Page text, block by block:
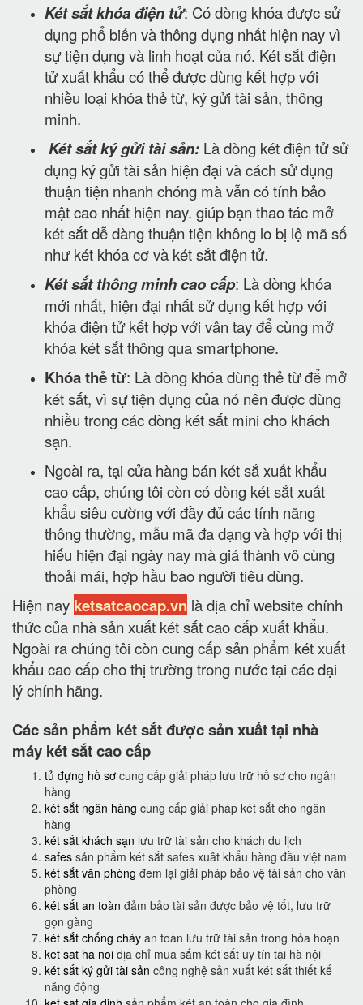
Két sắt khóa điện tử: Có dòng khóa được sử
dụng phổ biến và thông dụng nhất hiện nay vì
sự tiện dụng và linh hoạt của nó. Két sắt điện
tử xuất khẩu có thể được dùng kết hợp với
nhiều loại khóa thẻ từ, ký gửi tài sản, thông
minh.
Két sắt ký gửi tài sản: Là dòng két điện tử sử
dụng ký gửi tài sản hiện đại và cách sử dụng
thuận tiện nhanh chóng mà vẫn có tính bảo
mật cao nhất hiện nay. giúp bạn thao tác mở
két sắt dễ dàng thuận tiện không lo bị lộ mã số
như két khóa cơ và két sắt điện tử.
Két sắt thông minh cao cấp: Là dòng khóa
mới nhất, hiện đại nhất sử dụng kết hợp với
khóa điện tử kết hợp với vân tay để cùng mở
khóa két sắt thông qua smartphone.
Khóa thẻ từ: Là dòng khóa dùng thẻ từ để mở
két sắt, vì sự tiện dụng của nó nên được dùng
nhiều trong các dòng két sắt mini cho khách
sạn.
Ngoài ra, tại cửa hàng bán két sắ xuất khẩu
cao cấp, chúng tôi còn có dòng két sắt xuất
khẩu siêu cường với đầy đủ các tính năng
thông thường, mẫu mã đa dạng và hợp với thị
hiếu hiện đại ngày nay mà giá thành vô cùng
thoải mái, hợp hầu bao người tiêu dùng.
Hiện nay ketsatcaocap.vn là địa chỉ website chính
thức của nhà sản xuất két sắt cao cấp xuất khẩu.
Ngoài ra chúng tôi còn cung cấp sản phẩm két xuất
khẩu cao cấp cho thị trường trong nước tại các đại
lý chính hãng.
Các sản phẩm két sắt được sản xuất tại nhà
máy két sắt cao cấp
tủ đựng hồ sơ cung cấp giải pháp lưu trữ hồ sơ cho ngân
hàng
két sắt ngân hàng cung cấp giải pháp két sắt cho ngân
hàng
két sắt khách sạn lưu trữ tài sản cho khách du lịch
safes sản phẩm két sắt safes xuât khẩu hàng đầu việt nam
két sắt văn phòng đem lại giải pháp bảo vệ tài sản cho văn
phòng
két sắt an toàn đảm bảo tài sản được bảo vệ tốt, lưu trữ
gọn gàng
két sắt chống cháy an toàn lưu trữ tài sản trong hỏa hoạn
ket sat ha noi địa chỉ mua sắm két sắt uy tín tại hà nội
két sắt ký gửi tài sản công nghệ sản xuất két sắt thiết kế
năng động